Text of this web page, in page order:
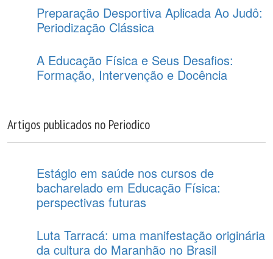
Preparação Desportiva Aplicada Ao Judô:
Periodização Clássica
A Educação Física e Seus Desafios:
Formação, Intervenção e Docência
Artigos publicados no Periodico
Estágio em saúde nos cursos de
bacharelado em Educação Física:
perspectivas futuras
Luta Tarracá: uma manifestação originária
da cultura do Maranhão no Brasil